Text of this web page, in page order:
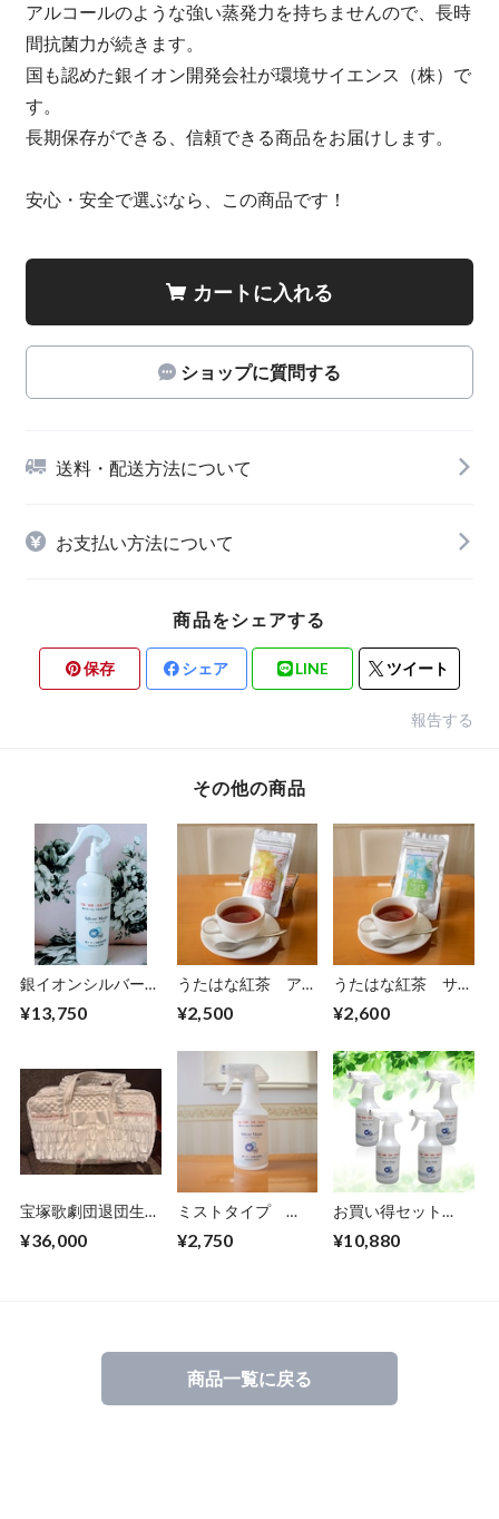
アルコールのような強い蒸発力を持ちませんので、長時
間抗菌力が続きます。
国も認めた銀イオン開発会社が環境サイエンス（株）で
す。
長期保存ができる、信頼できる商品をお届けします。
安心・安全で選ぶなら、この商品です！
カートに入れる
ショップに質問する
送料・配送方法について
お支払い方法について
商品をシェアする
保存 シェア LINE ツイート
報告する
その他の商品
銀イオンシルバーモ
¥13,750
うたはな紅茶 アー
ト）
¥2,500
うたはな紅茶 サワ
ト）
¥2,600
宝塚歌劇団退団生徒
ンフリルバック
¥36,000
ミストタイプ
ルバーモイスト】
¥2,750
お買い得セット
ーモイスト】
¥10,880
商品一覧に戻る